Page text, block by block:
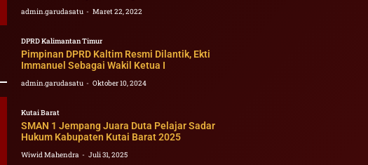
admin.garudasatu Maret 22, 2022
DPRD Kalimantan Timur
Pimpinan DPRD Kaltim Resmi Dilantik, Ekti
Immanuel Sebagai Wakil Ketua I
admin.garudasatu Oktober 10, 2024
Kutai Barat
SMAN 1 Jempang Juara Duta Pelajar Sadar
Hukum Kabupaten Kutai Barat 2025
Wiwid Mahendra Juli 31, 2025